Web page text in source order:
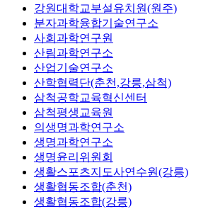
강원대학교부설유치원(원주)
분자과학융합기술연구소
사회과학연구원
산림과학연구소
산업기술연구소
산학협력단(춘천,강릉,삼척)
삼척공학교육혁신센터
삼척평생교육원
의생명과학연구소
생명과학연구소
생명윤리위원회
생활스포츠지도사연수원(강릉)
생활협동조합(춘천)
생활협동조합(강릉)